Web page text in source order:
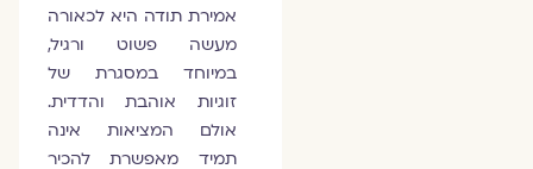
אמירת תודה היא לכאורה
מעשה פשוט ורגיל,
במיוחד במסגרת של
זוגיות אוהבת והדדית.
אולם המציאות אינה
תמיד מאפשרת להכיר